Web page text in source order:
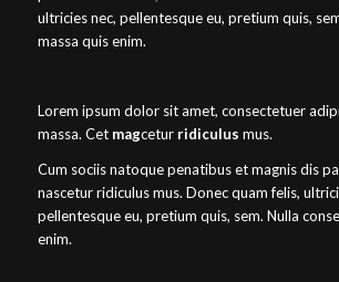
ultricies nec, pellentesque eu, pretium quis,
massa quis enim.
Lorem ipsum dolor sit amet, consectetuer
massa. Cet magcetur ridiculus mus.
Cum sociis natoque penatibus et magnis dis
nascetur ridiculus mus. Donec quam felis,
pellentesque eu, pretium quis, sem. Nulla
enim.